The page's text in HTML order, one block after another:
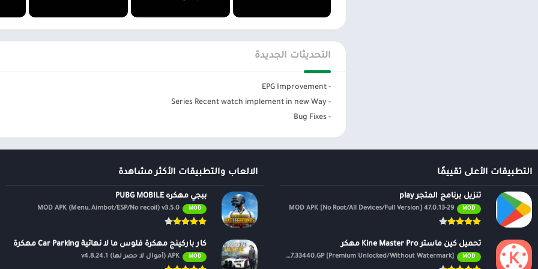
– معلومات الأفلام والتقييم وغيرها من المعلومات.
– يتم دعم جميع برامج الترميز القياسية والتنسيق.
– سهل الاستخدام.
– سريع وموثوق وقوي.
تنصل:
التحديثات الجديدة
- EPG Improvement
- Series Recent watch implement in new Way
- Bug Fixes
الالعاب والتطبيقات الأكثر مشاهدة
ببجي مهكره PUBG MOBILE
MOD
MOD APK (Menu, Aimbot/ESP/No recoil) v3.5.0
كار باركينج مهكرة فلوس ما لا نهائية Car Parking مهكرة
MOD APK (أموال لا حصر لها) v4.8.24.1
التطبيقات الأعلى تقييمًا
تنزيل برنامج المتجر play
MOD
47.0.13-29 MOD APK [No Root/All Devices/Full Version]
تحميل كين ماستر Kine Master Pro مهكر
MOD
APK v7.4.17.33440.GP [Premium Unlocked/Without Watermark]